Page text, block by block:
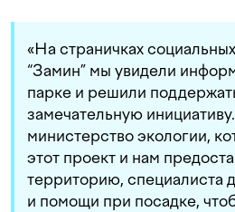
«На страничках
“Замин” мы увидели
парке и решили
замечательную
министерство экологии,
этот проект и нам
территорию, специалиста
и помощи при посадке,